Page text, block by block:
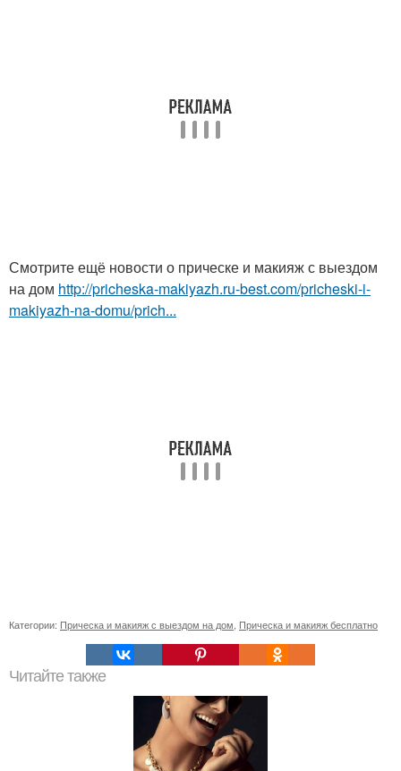
Смотрите ещё новости о прическе и макияж с выездом
на дом http://pricheska-makiyazh.ru-best.com/pricheski-i-
makiyazh-na-domu/prich...
Категории: Прическа и макияж с выездом на дом Прическа и макияж бесплатно
Читайте также